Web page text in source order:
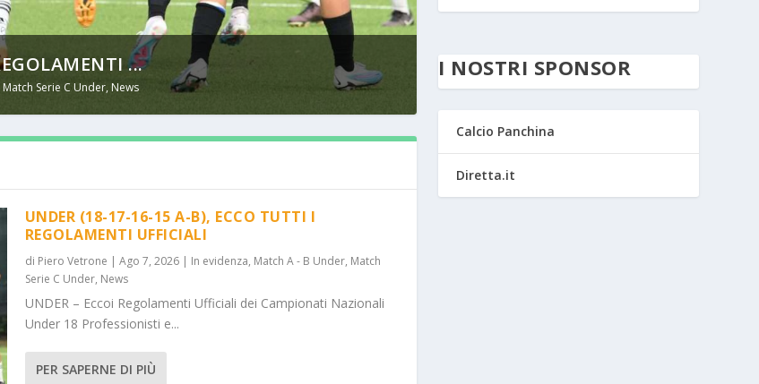
...
Match Serie C Under,News
UNDER (18-17-16-15 A-B), ECCO TUTTI I
REGOLAMENTI UFFICIALI
di Piero Vetrone | Ago 7, 2026| In evidenza, Match A - B Under, Match
Serie C Under, News
UNDER – Eccoi Regolamenti Ufficiali dei Campionati Nazionali
Under 18 Professionisti e...
PER SAPERNE DI PIÙ
I NOSTRI SPONSOR
Calcio Panchina
Diretta.it